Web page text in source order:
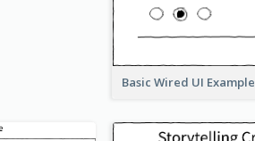
Basic Wired UI Example